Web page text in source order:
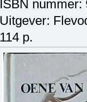
ISBN nummer:
Uitgever:
114 p.